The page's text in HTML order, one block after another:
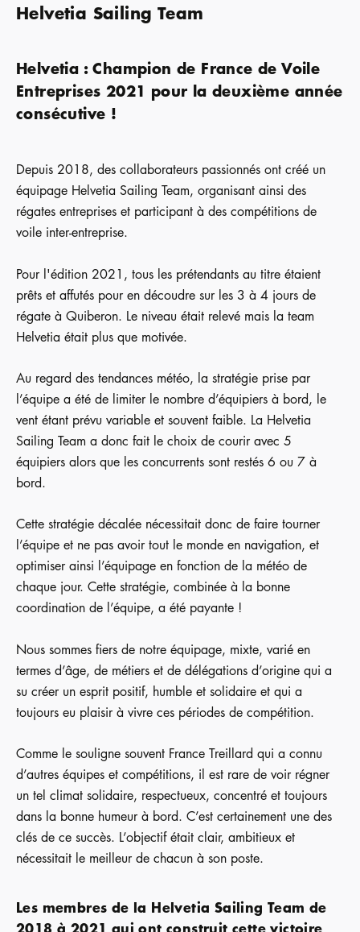
Helvetia Sailing Team
Helvetia : Champion de France de Voile
Entreprises 2021 pour la deuxième année
consécutive !
Depuis 2018, des collaborateurs passionnés ont créé un
équipage Helvetia Sailing Team, organisant ainsi des
régates entreprises et participant à des compétitions de
voile inter-entreprise.
Pour l'édition 2021, tous les prétendants au titre étaient
prêts et affutés pour en découdre sur les 3 à 4 jours de
régate à Quiberon. Le niveau était relevé mais la team
Helvetia était plus que motivée.
Au regard des tendances météo, la stratégie prise par
l’équipe a été de limiter le nombre d’équipiers à bord, le
vent étant prévu variable et souvent faible. La Helvetia
Sailing Team a donc fait le choix de courir avec 5
équipiers alors que les concurrents sont restés 6 ou 7 à
bord.
Cette stratégie décalée nécessitait donc de faire tourner
l’équipe et ne pas avoir tout le monde en navigation, et
optimiser ainsi l’équipage en fonction de la météo de
chaque jour. Cette stratégie, combinée à la bonne
coordination de l’équipe, a été payante !
Nous sommes fiers de notre équipage, mixte, varié en
termes d’âge, de métiers et de délégations d’origine qui a
su créer un esprit positif, humble et solidaire et qui a
toujours eu plaisir à vivre ces périodes de compétition.
Comme le souligne souvent France Treillard qui a connu
d’autres équipes et compétitions, il est rare de voir régner
un tel climat solidaire, respectueux, concentré et toujours
dans la bonne humeur à bord. C’est certainement une des
clés de ce succès. L’objectif était clair, ambitieux et
nécessitait le meilleur de chacun à son poste.
Les membres de la Helvetia Sailing Team de
2018 à 2021 qui ont construit cette victoire